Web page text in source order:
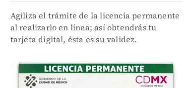
Agiliza el trámite de la licencia permanente
al realizarlo en línea; así obtendrás tu
tarjeta digital, ésta es su validez.